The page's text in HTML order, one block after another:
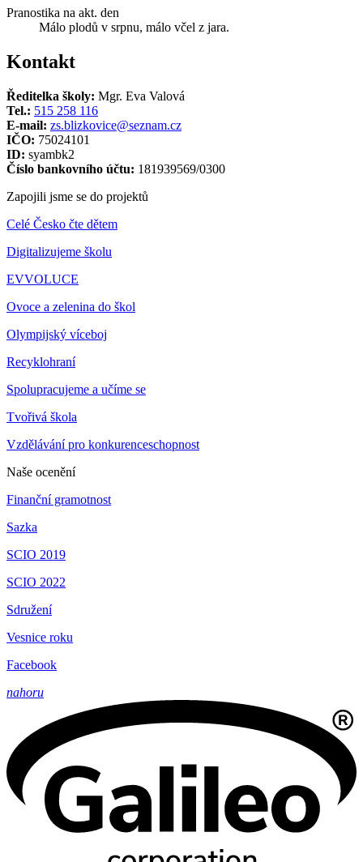
Pranostika na akt. den
Málo plodů v srpnu, málo včel z jara.
Kontakt
Ředitelka školy: Mgr. Eva Valová
Tel.: 515 258 116
E-mail: zs.blizkovice@seznam.cz
IČO: 75024101
ID: syambk2
Číslo bankovního účtu: 181939569/0300
Zapojili jsme se do projektů
Celé Česko čte dětem
Digitalizujeme školu
EVVOLUCE
Ovoce a zelenina do škol
Olympijský víceboj
Recyklohraní
Spolupracujeme a učíme se
Tvořivá škola
Vzdělávání pro konkurenceschopnost
Naše ocenění
Finanční gramotnost
Sazka
SCIO 2019
SCIO 2022
Sdružení
Vesnice roku
Facebook
nahoru